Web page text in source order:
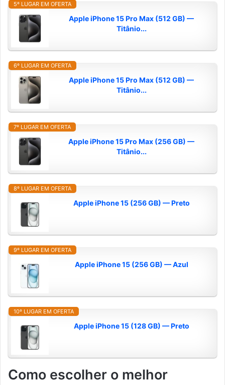
5º LUGAR EM OFERTA
Apple iPhone 15 Pro Max (512 GB) —
Titânio...
6º LUGAR EM OFERTA
Apple iPhone 15 Pro Max (512 GB) —
Titânio...
7º LUGAR EM OFERTA
Apple iPhone 15 Pro Max (256 GB) —
Titânio...
8º LUGAR EM OFERTA
Apple iPhone 15 (256 GB) — Preto
9º LUGAR EM OFERTA
Apple iPhone 15 (256 GB) — Azul
10º LUGAR EM OFERTA
Apple iPhone 15 (128 GB) — Preto
Como escolher o melhor